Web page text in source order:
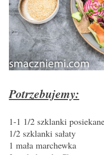
Potrzebujemy:
1-1 1/2 szklanki
1/2 szklanki sałaty
1 mała marchewka